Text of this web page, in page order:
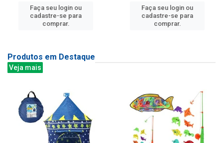
Faça seu login ou
cadastre-se para
comprar.
Faça seu login ou
cadastre-se para
comprar.
Produtos em Destaque
Veja mais